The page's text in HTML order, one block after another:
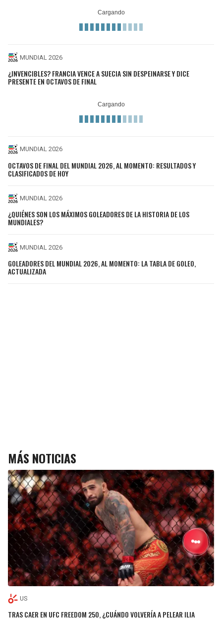
MUNDIAL 2026
¿INVENCIBLES? FRANCIA VENCE A SUECIA SIN DESPEINARSE Y DICE
PRESENTE EN OCTAVOS DE FINAL
MUNDIAL 2026
OCTAVOS DE FINAL DEL MUNDIAL 2026, AL MOMENTO: RESULTADOS Y
CLASIFICADOS DE HOY
MUNDIAL 2026
¿QUIÉNES SON LOS MÁXIMOS GOLEADORES DE LA HISTORIA DE LOS
MUNDIALES?
MUNDIAL 2026
GOLEADORES DEL MUNDIAL 2026, AL MOMENTO: LA TABLA DE GOLEO,
ACTUALIZADA
MÁS NOTICIAS
US
TRAS CAER EN UFC FREEDOM 250, ¿CUÁNDO VOLVERÍA A PELEAR ILIA